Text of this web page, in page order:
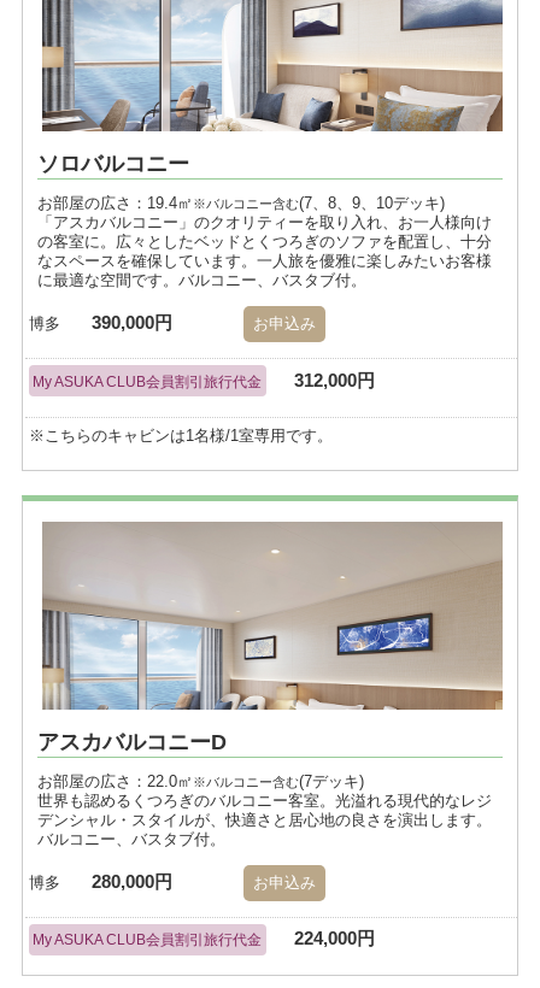
ソロバルコニー
お部屋の広さ：19.4㎡ ※バルコニー含む(7、8、9、10デッキ)
「アスカバルコニー」のクオリティーを取り入れ、お一人様向け
の客室に。広々としたベッドとくつろぎのソファを配置し、十分
なスペースを確保しています。一人旅を優雅に楽しみたいお客様
に最適な空間です。バルコニー、バスタブ付。
博多 390,000円 お申込み
My ASUKA CLUB会員割引旅行代金 312,000円
※こちらのキャビンは1名様/1室専用です。
アスカバルコニーD
お部屋の広さ：22.0㎡ ※バルコニー含む(7デッキ)
世界も認めるくつろぎのバルコニー客室。光溢れる現代的なレジ
デンシャル・スタイルが、快適さと居心地の良さを演出します。
バルコニー、バスタブ付。
博多 280,000円 お申込み
My ASUKA CLUB会員割引旅行代金 224,000円